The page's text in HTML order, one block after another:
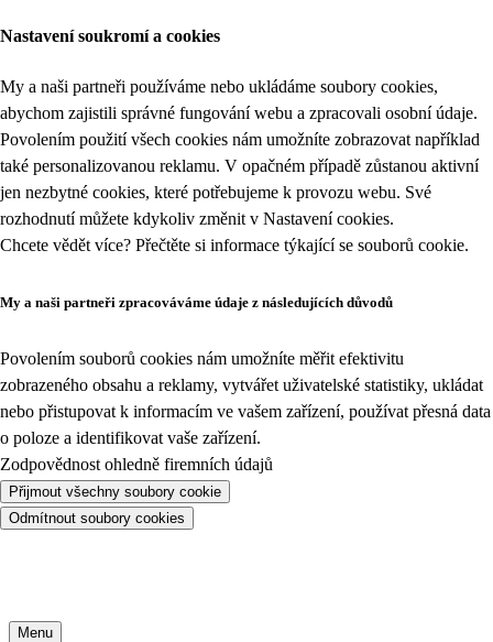
Nastavení soukromí a cookies
My a naši partneři používáme nebo ukládáme soubory cookies,
abychom zajistili správné fungování webu a zpracovali osobní údaje.
Povolením použití všech cookies nám umožníte zobrazovat například
také personalizovanou reklamu. V opačném případě zůstanou aktivní
jen nezbytné cookies, které potřebujeme k provozu webu. Své
rozhodnutí můžete kdykoliv změnit v Nastavení cookies.
Chcete vědět více? Přečtěte si informace týkající se souborů cookie.
My a naši partneři zpracováváme údaje z následujících důvodů
Povolením souborů cookies nám umožníte měřit efektivitu
zobrazeného obsahu a reklamy, vytvářet uživatelské statistiky, ukládat
nebo přistupovat k informacím ve vašem zařízení, používat přesná data
o poloze a identifikovat vaše zařízení.
Zodpovědnost ohledně firemních údajů
Přijmout všechny soubory cookie
Odmítnout soubory cookies
Menu